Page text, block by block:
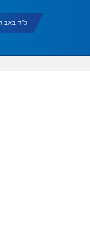
כ"ד באב תשפ"ו